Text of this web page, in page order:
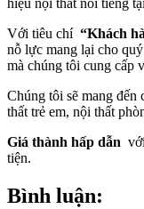
hiệu nội thất nổi tiếng
Với tiêu chí “Khách
nỗ lực mang lại cho
mà chúng tôi cung cấp
Chúng tôi sẽ mang đến
thất trẻ em, nội thất
Giá thành hấp dẫn
tiện.
Bình luận: